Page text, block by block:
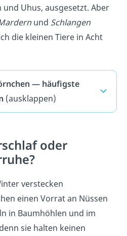
und Uhus, ausgesetzt. Aber
und Schlangen
die kleinen Tiere in Acht
— häufigste
(ausklappen)
oder
verstecken
einen Vorrat an Nüssen
in Baumhöhlen und im
sie halten keinen